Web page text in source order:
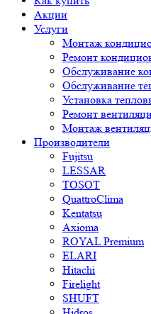
Акции
Услуги
Монтаж
Ремонт
Обслуживание
Обслуживание
Установка
Ремонт
Монтаж
Производители
Fujitsu
LESSAR
TOSOT
QuattroClima
Kentatsu
Axioma
ROYAL Premium
ELARI
Hitachi
Firelight
SHUFT